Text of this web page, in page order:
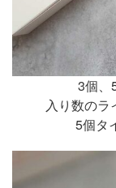
3個、
入り数の
5個タ